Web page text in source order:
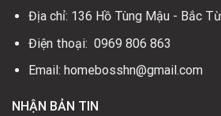
Địa chỉ: 136 Hồ Tùng Mậu - Bắc
Điện thoại: 0969 806 863
Email: homebosshn@gmail.com
NHẬN BẢN TIN